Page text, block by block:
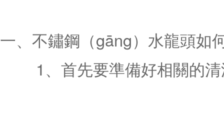
一、不鏽鋼（gāng）水龍頭如
1、首先要準備好相關的清